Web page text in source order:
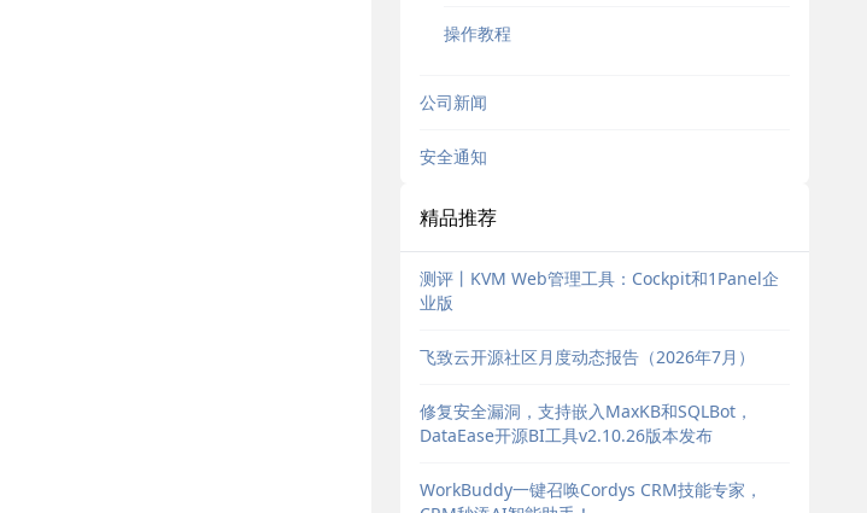
操作教程
公司新闻
安全通知
精品推荐
测评丨KVM Web管理工具：Cockpit和1Panel企
业版
飞致云开源社区月度动态报告（2026年7月）
修复安全漏洞，支持嵌入MaxKB和SQLBot，
DataEase开源BI工具v2.10.26版本发布
WorkBuddy一键召唤Cordys CRM技能专家，